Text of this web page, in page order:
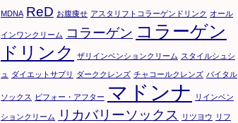
ー
MDNA ReD お腹痩せ アスタリフトコラーゲンドリンク オール
インワンクリーム コラーゲン コラーゲン
ドリンク
ザリインベンションクリーム スタイルシュシ
ュ ダイエットサプリ ダーククレンズ チャコールクレンズ バイタル
ソックス ビフォー・アフター マドンナ リインベン
ションクリーム リカバリーソックス リツヨウ リフ